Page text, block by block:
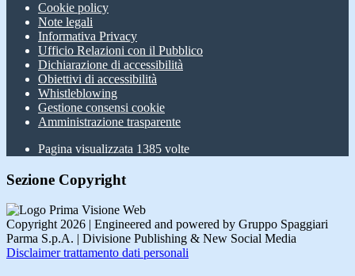
Cookie policy
Note legali
Informativa Privacy
Ufficio Relazioni con il Pubblico
Dichiarazione di accessibilità
Obiettivi di accessibilità
Whistleblowing
Gestione consensi cookie
Amministrazione trasparente
Pagina visualizzata 1385 volte
Sezione Copyright
Copyright 2026 | Engineered and powered by Gruppo Spaggiari
Parma S.p.A. | Divisione Publishing & New Social Media
Disclaimer trattamento dati personali